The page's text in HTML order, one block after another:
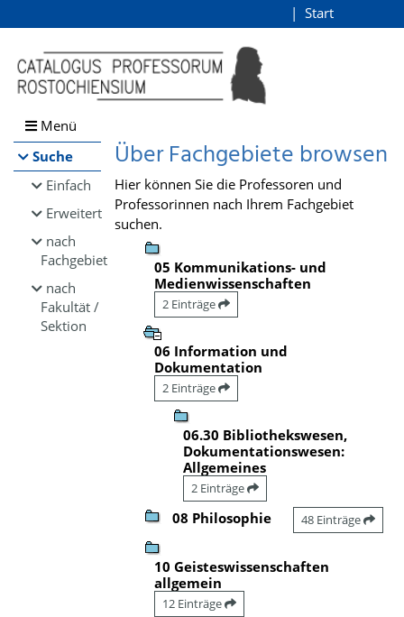
Browsen
direkt zum Inhalt
Start
Menü
Suche
Einfach
Erweitert
nach
Fachgebiet
nach
Fakultät /
Sektion
Über Fachgebiete browsen
Hier können Sie die Professoren und
Professorinnen nach Ihrem Fachgebiet
suchen.
05 Kommunikations- und
Medienwissenschaften
2 Einträge
06 Information und
Dokumentation
2 Einträge
06.30 Bibliothekswesen,
Dokumentationswesen:
Allgemeines
2 Einträge
08 Philosophie 48 Einträge
10 Geisteswissenschaften
allgemein
12 Einträge